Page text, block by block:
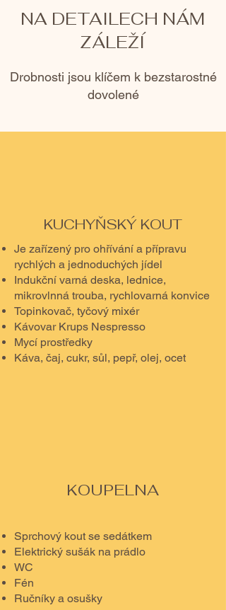
NA DETAILECH NÁM
ZÁLEŽÍ
Drobnosti jsou klíčem k bezstarostné
dovolené
KUCHYŇSKÝ KOUT
Je zařízený pro ohřívání a přípravu
rychlých a jednoduchých jídel
Indukční varná deska, lednice,
mikrovlnná trouba, rychlovarná konvice
Topinkovač, tyčový mixér
Kávovar Krups Nespresso
Mycí prostředky
Káva, čaj, cukr, sůl, pepř, olej, ocet
KOUPELNA
Sprchový kout se sedátkem
Elektrický sušák na prádlo
WC
Fén
Ručníky a osušky